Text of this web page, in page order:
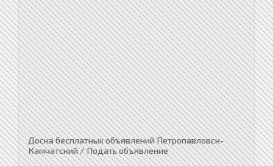
Доска бесплатных объявлений Петропавловск-
Камчатский / Подать объявление